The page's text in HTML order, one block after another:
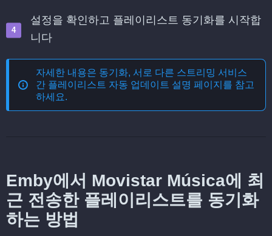
설정을 확인하고 플레이리스트 동기화를 시작합
니다
자세한 내용은 동기화, 서로 다른 스트리밍 서비스
간 플레이리스트 자동 업데이트 설명 페이지를 참고
하세요.
Emby에서 Movistar Música에 최
근 전송한 플레이리스트를 동기화
하는 방법